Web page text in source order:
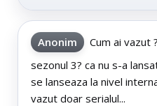
Anonim
Cum ai vazut
sezonul 3? ca nu s-a
se lanseaza la nivel
vazut doar serialul...